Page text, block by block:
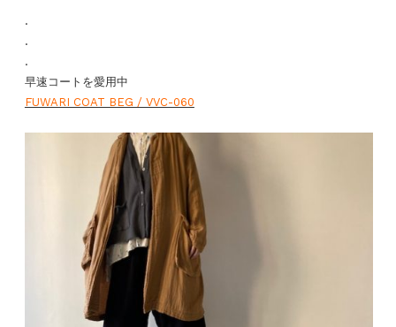
.
.
.
早速コートを愛用中
FUWARI COAT BEG / VVC-060